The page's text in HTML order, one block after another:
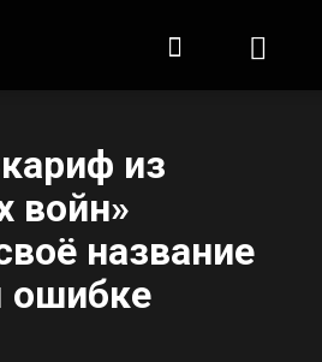
из
войн»
название
ошибке